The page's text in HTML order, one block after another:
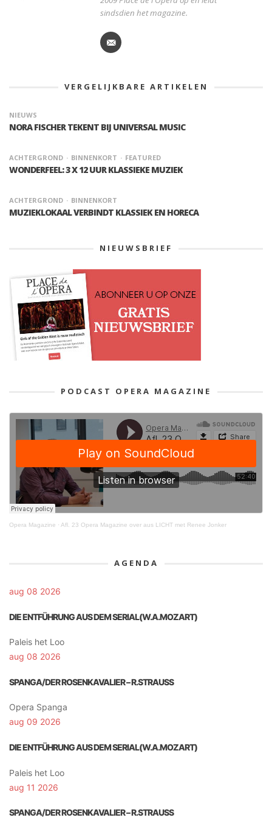
sindsdien het magazine.
VERGELIJKBARE ARTIKELEN
NIEUWS
NORA FISCHER TEKENT BIJ UNIVERSAL MUSIC
ACHTERGROND BINNENKORT FEATURED
WONDERFEEL: 3 X 12 UUR KLASSIEKE MUZIEK
ACHTERGROND BINNENKORT
MUZIEKLOKAAL VERBINDT KLASSIEK EN HORECA
NIEUWSBRIEF
PODCAST OPERA MAGAZINE
Opera Magazine · Afl. 23 Opera Magazine over aus LICHT met Renee Jonker
AGENDA
aug 08 2026
DIE ENTFÜHRUNG AUS DEM SERIAL(W.A.MOZART)
Paleis het Loo
aug 08 2026
SPANGA/DER ROSENKAVALIER – R.STRAUSS
Opera Spanga
aug 09 2026
DIE ENTFÜHRUNG AUS DEM SERIAL(W.A.MOZART)
Paleis het Loo
aug 11 2026
SPANGA/DER ROSENKAVALIER – R.STRAUSS